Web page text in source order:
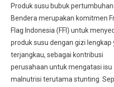
Produk susu bubuk
Bendera merupakan komitmen
Flag Indonesia (FFI) untuk
produk susu dengan gizi lengkap
terjangkau, sebagai kontribusi
perusahaan untuk mengatasi isu
malnutrisi terutama stunting.